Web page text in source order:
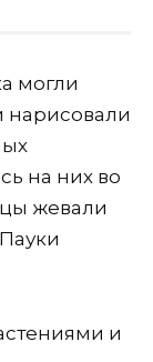
могли
нарисовали
на них во
жевали
и